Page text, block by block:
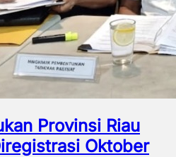
Provinsi Riau
Oktober